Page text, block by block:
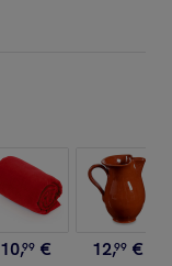
10,99 € 12,99 €